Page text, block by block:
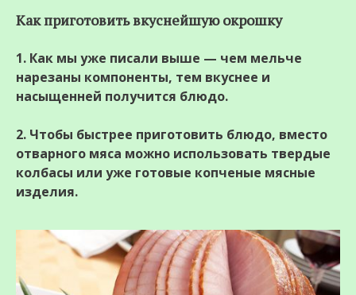
Как приготовить вкуснейшую окрошку
1. Как мы уже писали выше — чем мельче
нарезаны компоненты, тем вкуснее и
насыщенней получится блюдо.
2. Чтобы быстрее приготовить блюдо, вместо
отварного мяса можно использовать твердые
колбасы или уже готовые копченые мясные
изделия.